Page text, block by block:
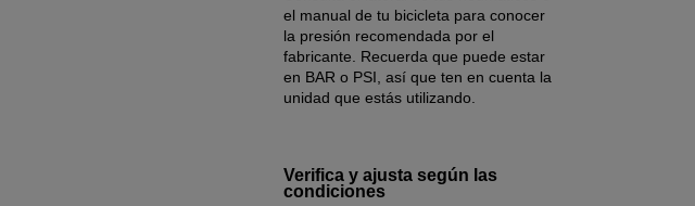
el manual de tu bicicleta para conocer
la presión recomendada por el
fabricante. Recuerda que puede estar
en BAR o PSI, así que ten en cuenta la
unidad que estás utilizando.
Verifica y ajusta según las
condiciones